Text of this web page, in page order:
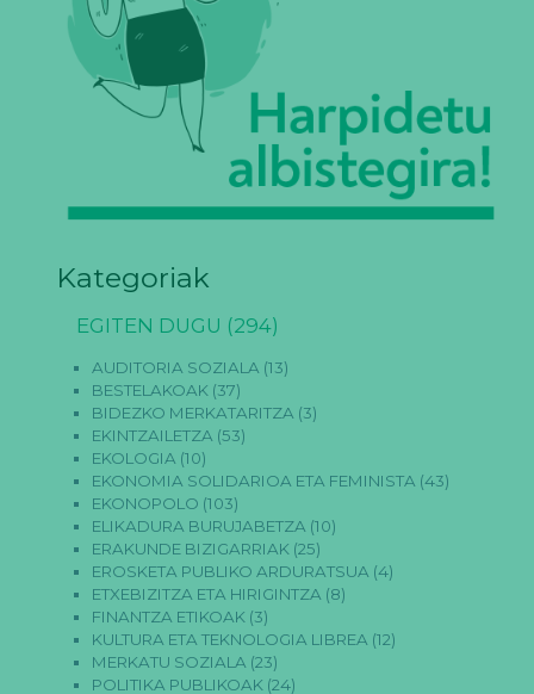
Kategoriak
EGITEN DUGU (294)
AUDITORIA SOZIALA (13)
BESTELAKOAK (37)
BIDEZKO MERKATARITZA (3)
EKINTZAILETZA (53)
EKOLOGIA (10)
EKONOMIA SOLIDARIOA ETA FEMINISTA (43)
EKONOPOLO (103)
ELIKADURA BURUJABETZA (10)
ERAKUNDE BIZIGARRIAK (25)
EROSKETA PUBLIKO ARDURATSUA (4)
ETXEBIZITZA ETA HIRIGINTZA (8)
FINANTZA ETIKOAK (3)
KULTURA ETA TEKNOLOGIA LIBREA (12)
MERKATU SOZIALA (23)
POLITIKA PUBLIKOAK (24)